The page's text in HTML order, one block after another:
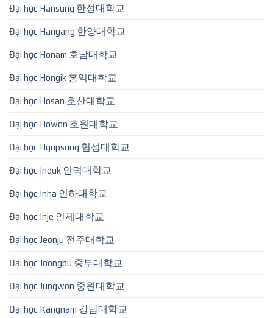
Đại học Hansung 한성대학교
Đại học Hanyang 한양대학교
Đại học Honam 호남대학교
Đại học Hongik 홍익대학교
Đại học Hosan 호산대학교
Đại học Howon 호원대학교
Đại học Hyupsung 협성대학교
Đại học Induk 인덕대학교
Đại học Inha 인하대학교
Đại học Inje 인제대학교
Đại học Jeonju 전주대학교
Đại học Joongbu 중부대학교
Đại học Jungwon 중원대학교
Đại học Kangnam 강남대학교